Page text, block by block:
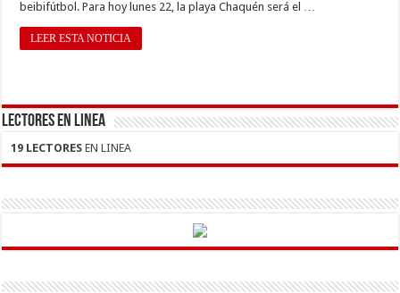
beibifútbol. Para hoy lunes 22, la playa Chaquén será el …
LEER ESTA NOTICIA
LECTORES EN LINEA
19 LECTORES EN LINEA